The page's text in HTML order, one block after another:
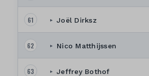
61 ▸ Joël Dirksz
62 ▸ Nico Matthijssen
63 ▸ Jeffrey Bothof